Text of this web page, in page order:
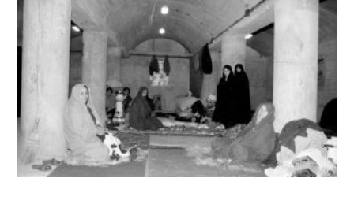
نمایی از داخل یک پناهگاه در یکی از مناطق مسکونی
تهران